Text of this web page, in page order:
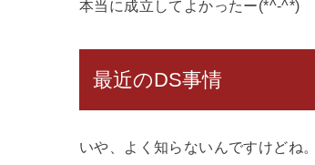
本当に成立してよかったー(*^-^*)
最近のDS事情
いや、よく知らないんですけどね。